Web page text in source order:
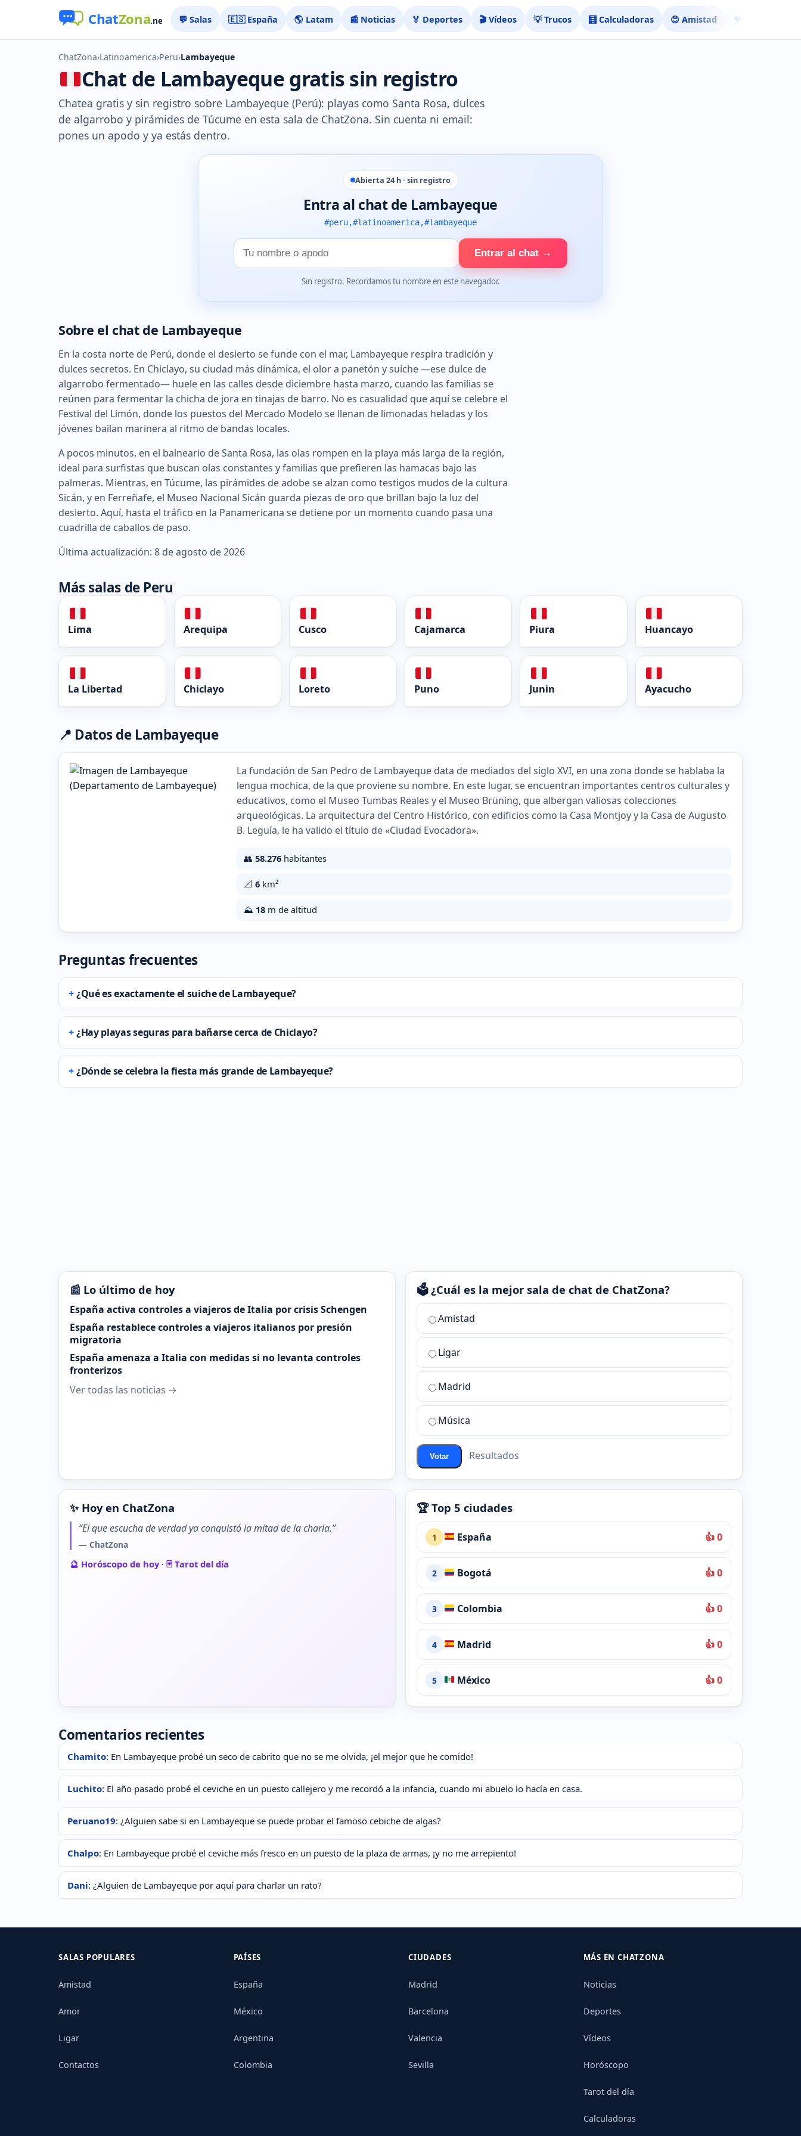
💬 Salas 🇪🇸 España 🌎 Latam 📰 Noticias 🏅 Deportes 🎬 Vídeos 💡 Trucos 🧮 Calculadoras 😊 Amistad ❤️ Ligar
ChatZona›Latinoamerica›Peru›Lambayeque
Chat de Lambayeque gratis sin registro
Chatea gratis y sin registro sobre Lambayeque (Perú): playas como Santa Rosa, dulces
de algarrobo y pirámides de Túcume en esta sala de ChatZona. Sin cuenta ni email:
pones un apodo y ya estás dentro.
Abierta 24 h · sin registro
Entra al chat de Lambayeque
#peru,#latinoamerica,#lambayeque
Tu
nombre
Entrar al chat →
Sin registro. Recordamos tu nombre en este navegador.
Sobre el chat de Lambayeque
En la costa norte de Perú, donde el desierto se funde con el mar, Lambayeque respira tradición y
dulces secretos. En Chiclayo, su ciudad más dinámica, el olor a panetón y suiche —ese dulce de
algarrobo fermentado— huele en las calles desde diciembre hasta marzo, cuando las familias se
reúnen para fermentar la chicha de jora en tinajas de barro. No es casualidad que aquí se celebre el
Festival del Limón, donde los puestos del Mercado Modelo se llenan de limonadas heladas y los
jóvenes bailan marinera al ritmo de bandas locales.
A pocos minutos, en el balneario de Santa Rosa, las olas rompen en la playa más larga de la región,
ideal para surfistas que buscan olas constantes y familias que prefieren las hamacas bajo las
palmeras. Mientras, en Túcume, las pirámides de adobe se alzan como testigos mudos de la cultura
Sicán, y en Ferreñafe, el Museo Nacional Sicán guarda piezas de oro que brillan bajo la luz del
desierto. Aquí, hasta el tráfico en la Panamericana se detiene por un momento cuando pasa una
cuadrilla de caballos de paso.
Última actualización: 8 de agosto de 2026
Más salas de Peru
Lima Arequipa Cusco Cajamarca Piura Huancayo
La Libertad Chiclayo Loreto Puno Junin Ayacucho
📍 Datos de Lambayeque
La fundación de San Pedro de Lambayeque data de mediados del siglo XVI, en una zona donde se hablaba la
lengua mochica, de la que proviene su nombre. En este lugar, se encuentran importantes centros culturales y
educativos, como el Museo Tumbas Reales y el Museo Brüning, que albergan valiosas colecciones
arqueológicas. La arquitectura del Centro Histórico, con edificios como la Casa Montjoy y la Casa de Augusto
B. Leguía, le ha valido el título de «Ciudad Evocadora».
👥 58.276 habitantes
📐 6 km²
⛰️ 18 m de altitud
Preguntas frecuentes
¿Qué es exactamente el suiche de Lambayeque?
¿Hay playas seguras para bañarse cerca de Chiclayo?
¿Dónde se celebra la fiesta más grande de Lambayeque?
📰 Lo último de hoy
España activa controles a viajeros de Italia por crisis Schengen
España restablece controles a viajeros italianos por presión
migratoria
España amenaza a Italia con medidas si no levanta controles
fronterizos
Ver todas las noticias →
🗳️ ¿Cuál es la mejor sala de chat de ChatZona?
¿Cuál
la
mejor
sala
chat
ChatZona?
Amistad
Ligar
Madrid
Música
Votar Resultados
✨ Hoy en ChatZona
“El que escucha de verdad ya conquistó la mitad de la charla.”
— ChatZona
🔮 Horóscopo de hoy· 🃏 Tarot del día
🏆 Top 5 ciudades
1 España 👍 0
2 Bogotá 👍 0
3 Colombia 👍 0
4 Madrid 👍 0
5 México 👍 0
Comentarios recientes
Chamito: En Lambayeque probé un seco de cabrito que no se me olvida, ¡el mejor que he comido!
Luchito: El año pasado probé el ceviche en un puesto callejero y me recordó a la infancia, cuando mi abuelo lo hacía en casa.
Peruano19: ¿Alguien sabe si en Lambayeque se puede probar el famoso cebiche de algas?
Chalpo: En Lambayeque probé el ceviche más fresco en un puesto de la plaza de armas, ¡y no me arrepiento!
Dani: ¿Alguien de Lambayeque por aquí para charlar un rato?
SALAS POPULARES
Amistad
Amor
Ligar
Contactos
PAÍSES
España
México
Argentina
Colombia
CIUDADES
Madrid
Barcelona
Valencia
Sevilla
MÁS EN CHATZONA
Noticias
Deportes
Vídeos
Horóscopo
Tarot del día
Calculadoras